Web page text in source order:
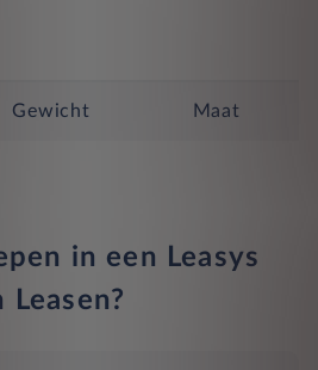
Gewicht Maat
in een Leasys